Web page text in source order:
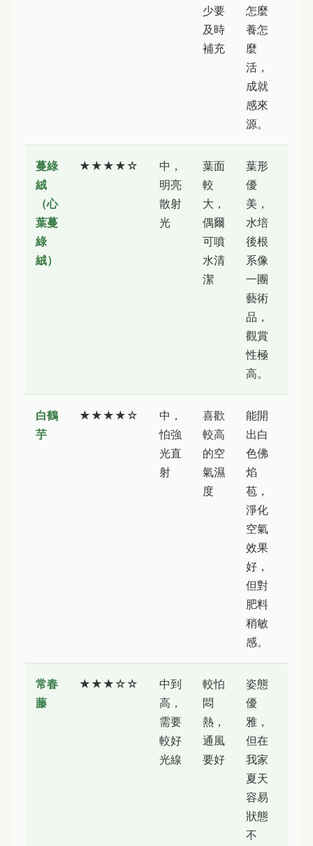
少要
及時
補充
怎麼
養怎
麼
活，
成就
感來
源。
蔓綠
絨
（心
葉蔓
綠
絨）
★★★★☆
中，
明亮
散射
光
葉面
較
大，
偶爾
可噴
水清
潔
葉形
優
美，
水培
後根
系像
一團
藝術
品，
觀賞
性極
高。
白鶴
芋
★★★★☆
中，
怕強
光直
射
喜歡
較高
的空
氣濕
度
能開
出白
色佛
焰
苞，
淨化
空氣
效果
好，
但對
肥料
稍敏
感。
常春
藤
★★★☆☆
中到
高，
需要
較好
光線
較怕
悶
熱，
通風
要好
姿態
優
雅，
但在
我家
夏天
容易
狀態
不